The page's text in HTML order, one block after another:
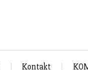
Kontakt